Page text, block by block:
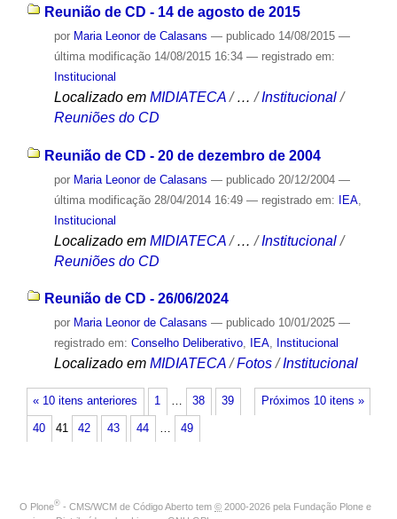
Reunião de CD - 14 de agosto de 2015
por Maria Leonor de Calasans — publicado14/08/2015 —
última modificação14/08/2015 16:34 — registrado em:
Institucional
Localizado em MIDIATECA /…/Institucional /
Reuniões do CD
Reunião de CD - 20 de dezembro de 2004
por Maria Leonor de Calasans — publicado20/12/2004 —
última modificação28/04/2014 16:49 — registrado em: IEA,
Institucional
Localizado em MIDIATECA /…/Institucional /
Reuniões do CD
Reunião de CD - 26/06/2024
por Maria Leonor de Calasans — publicado10/01/2025 —
registrado em: Conselho Deliberativo, IEA, Institucional
Localizado em MIDIATECA /Fotos /Institucional
« 10 itens anteriores Próximos 10 itens »
1 … 38 39
40 41 42 43 44 … 49
O Plone® - CMS/WCM de Código Aberto tem © 2000-2026 pela Fundação Plone e